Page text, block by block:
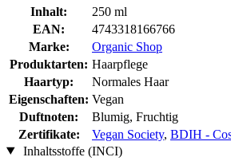
Inhalt:
250 ml
EAN:
4743318166766
Marke:
Organic Shop
Produktarten: Haarpflege
Haartyp:
Normales Haar
Eigenschaften: Vegan
Duftnoten:
Blumig, Fruchtig
Zertifikate:
Vegan Society, BDIH -
Inhaltsstoffe (INCI)